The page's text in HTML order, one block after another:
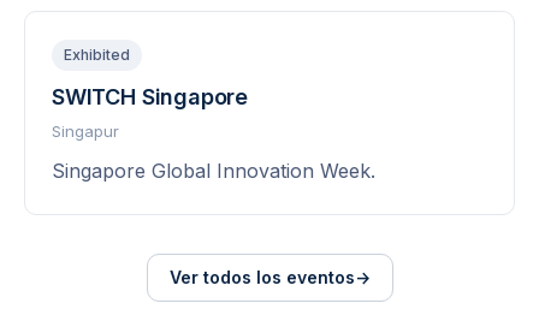
Exhibited
SWITCH Singapore
Singapur
Singapore Global Innovation Week.
Ver todos los eventos